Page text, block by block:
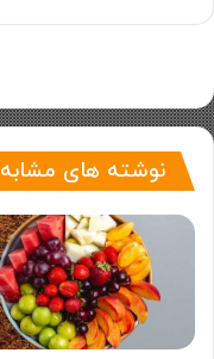
نوشته های مشابه